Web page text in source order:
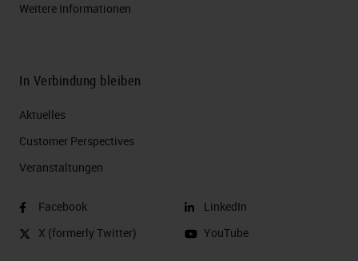
Weitere Informationen
In Verbindung bleiben
Aktuelles
Customer Perspectives​
Veranstaltungen
Facebook
X (formerly Twitter)
LinkedIn
YouTube